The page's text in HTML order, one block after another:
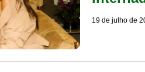
19 de julho de